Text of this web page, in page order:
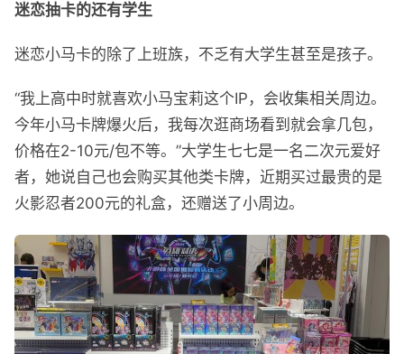
迷恋抽卡的还有学生
迷恋小马卡的除了上班族，不乏有大学生甚至是孩子。
“我上高中时就喜欢小马宝莉这个IP，会收集相关周边。
今年小马卡牌爆火后，我每次逛商场看到就会拿几包，
价格在2-10元/包不等。”大学生七七是一名二次元爱好
者，她说自己也会购买其他类卡牌，近期买过最贵的是
火影忍者200元的礼盒，还赠送了小周边。